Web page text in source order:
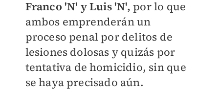
Franco 'N' y Luis 'N', por lo que
ambos emprenderán un
proceso penal por delitos de
lesiones dolosas y quizás por
tentativa de homicidio, sin que
se haya precisado aún.